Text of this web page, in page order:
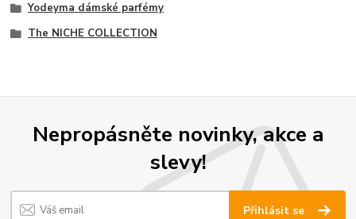
Yodeyma dámské parfémy
The NICHE COLLECTION
Nepropásněte novinky, akce a
slevy!
Přihlásit se